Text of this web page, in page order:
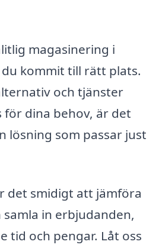
magasinering i
du kommit till rätt plats.
och tjänster
för dina behov, är det
lösning som passar just
det smidigt att jämföra
in erbjudanden,
tid och pengar. Låt oss